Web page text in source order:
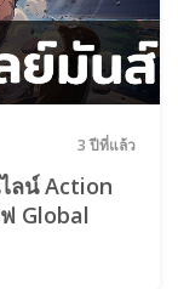
3 ปีที่แล้ว
ลน์ Action
Global